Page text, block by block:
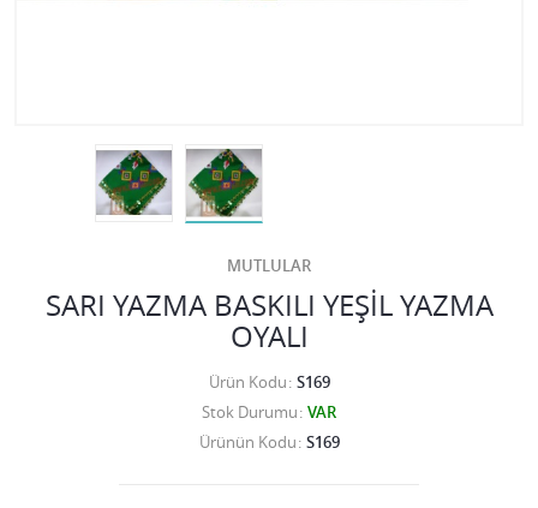
MUTLULAR
SARI YAZMA BASKILI YEŞİL YAZMA
OYALI
Ürün Kodu S169
Stok Durumu VAR
Ürünün Kodu S169